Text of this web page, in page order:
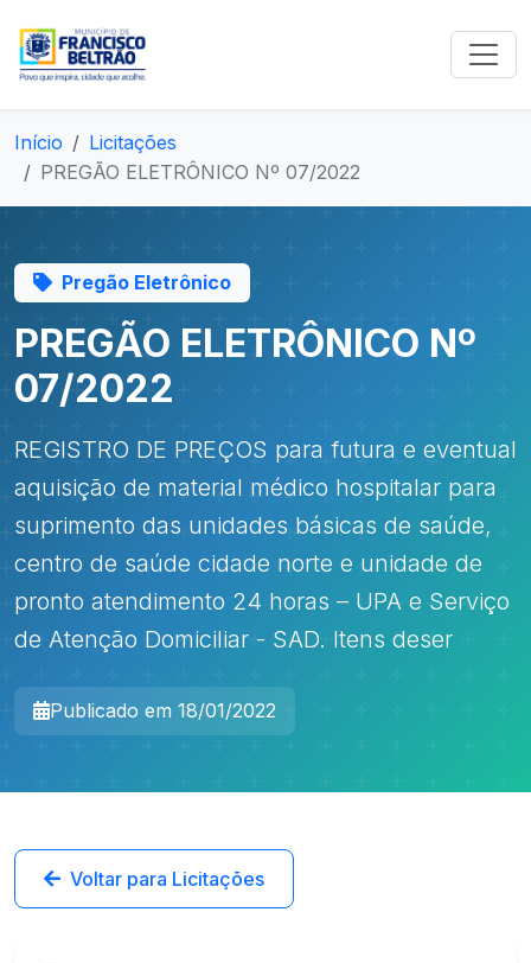
Início
Licitações
PREGÃO ELETRÔNICO Nº 07/2022
Pregão Eletrônico
PREGÃO ELETRÔNICO Nº
07/2022
REGISTRO DE PREÇOS para futura e eventual
aquisição de material médico hospitalar para
suprimento das unidades básicas de saúde,
centro de saúde cidade norte e unidade de
pronto atendimento 24 horas – UPA e Serviço
de Atenção Domiciliar - SAD. Itens deser
Publicado em 18/01/2022
Voltar para Licitações